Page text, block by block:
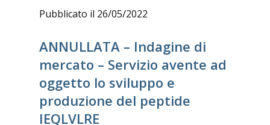
Pubblicato il 26/05/2022
ANNULLATA – Indagine di
mercato – Servizio avente ad
oggetto lo sviluppo e
produzione del peptide
IEQLVLRE